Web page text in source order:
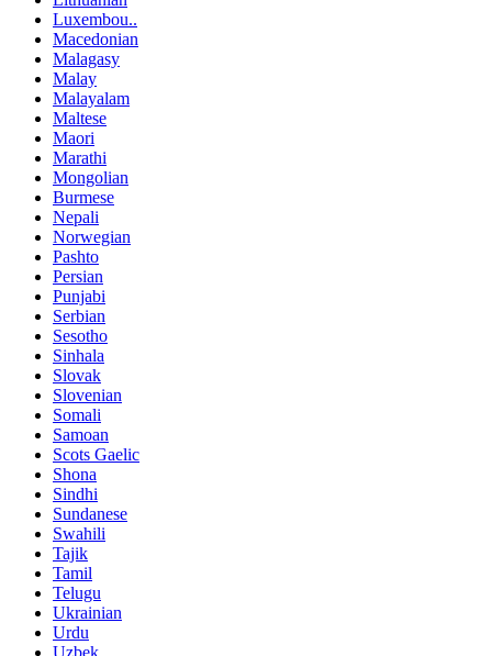
Luxembou..
Macedonian
Malagasy
Malay
Malayalam
Maltese
Maori
Marathi
Mongolian
Burmese
Nepali
Norwegian
Pashto
Persian
Punjabi
Serbian
Sesotho
Sinhala
Slovak
Slovenian
Somali
Samoan
Scots Gaelic
Shona
Sindhi
Sundanese
Swahili
Tajik
Tamil
Telugu
Ukrainian
Urdu